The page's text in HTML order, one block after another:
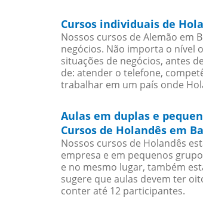
Cursos individuais de
Nossos cursos de Alemão em
negócios. Não importa o nível
situações de negócios, antes
de: atender o telefone,
trabalhar em um país onde
Aulas em duplas e
Cursos de Holandês em
Nossos cursos de Holandês
empresa e em pequenos
e no mesmo lugar, também
sugere que aulas devem ter
conter até 12 participantes.